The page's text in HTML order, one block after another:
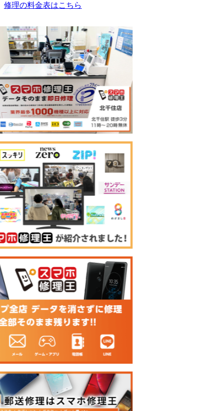
修理の料金表はこちら